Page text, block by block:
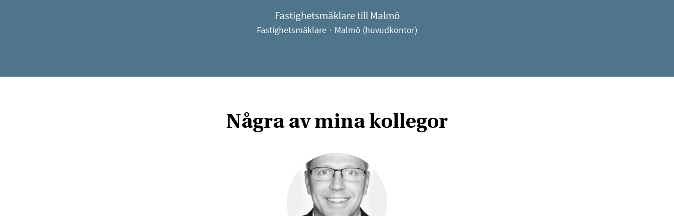
Fastighetsmäklare till Malmö
Fastighetsmäklare · Malmö (huvudkontor)
Några av mina kollegor